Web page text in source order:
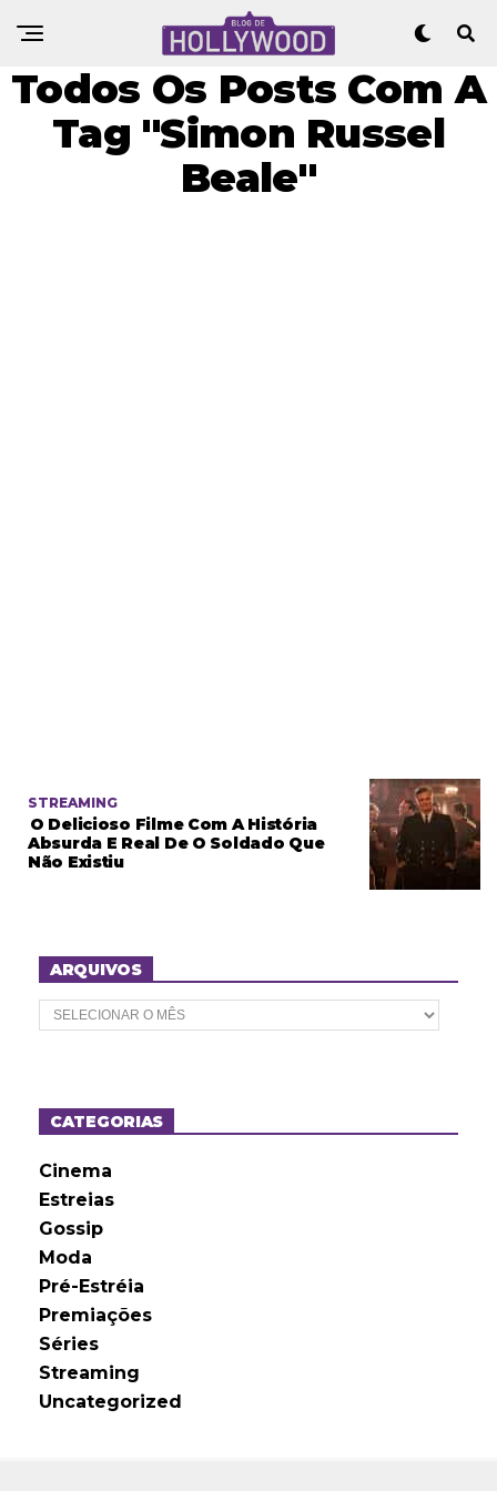
Todos Os Posts Com A
Tag "Simon Russel
Beale"
STREAMING
O Delicioso Filme Com A História
Absurda E Real De O Soldado Que
Não Existiu
ARQUIVOS
A
r
o
sCATEGORIAS
Cinema
Estreias
Gossip
Moda
Pré-Estréia
Premiações
Séries
Streaming
Uncategorized